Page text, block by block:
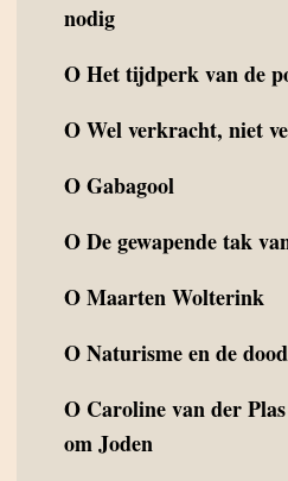
nodig
OHet tijdperk van de
OWel verkracht, niet
OGabagool
ODe gewapende tak
OMaarten Wolterink
ONaturisme en de dood
O Caroline van der
om Joden